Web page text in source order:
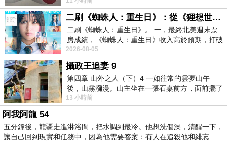
但是
常常可以看到
這個公園有清潔人員
不是割草，就是鋪路
二刷《蜘蛛人：重生日》：從《狸想世界》到《怪奇物語》
二刷《蜘蛛人：重生日》。.一，最終北美週末票
房成績，《蜘蛛人：重生日》收入高於預期，打破
《復仇者聯盟：終局之戰》記錄，成為
2026-08-05
攝政王追妻 9
第四章 山外之人（下）4 一如往常的雲夢山午
後，山霧瀰漫。山主坐在一張石桌前方，面前擺了
一盤未下完的棋盤，還有一壺茶與兩只冒
13 小時前
阿我阿龍 54
五分鐘後，龍疆走進淋浴間，把水調到最冷。他想洗個澡，清醒一下，
讓自己回到現實和任務中，因為他需要答案：有人在追殺他和緋忘